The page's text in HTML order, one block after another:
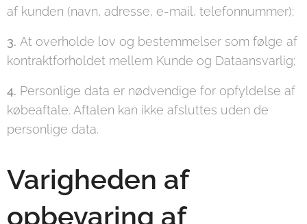
af kunden (navn, adresse, e-mail, telefonnummer);
3. At overholde lov og bestemmelser som følge af
kontraktforholdet mellem Kunde og Dataansvarlig;
4. Personlige data er nødvendige for opfyldelse af
købeaftale. Aftalen kan ikke afsluttes uden de
personlige data.
Varigheden af
opbevaring af